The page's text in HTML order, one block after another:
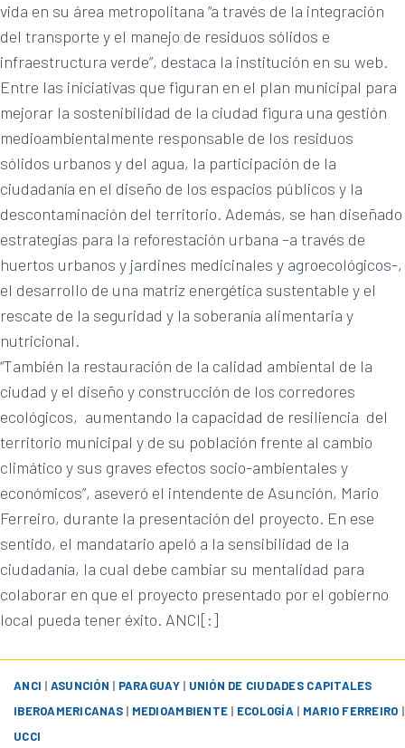
vida en su área metropolitana “a través de la integración
del transporte y el manejo de residuos sólidos e
infraestructura verde”, destaca la institución en su web.
Entre las iniciativas que figuran en el plan municipal para
mejorar la sostenibilidad de la ciudad figura una gestión
medioambientalmente responsable de los residuos
sólidos urbanos y del agua, la participación de la
ciudadanía en el diseño de los espacios públicos y la
descontaminación del territorio. Además, se han diseñado
estrategias para la reforestación urbana –a través de
huertos urbanos y jardines medicinales y agroecológicos-,
el desarrollo de una matriz energética sustentable y el
rescate de la seguridad y la soberanía alimentaria y
nutricional.
“También la restauración de la calidad ambiental de la
ciudad y el diseño y construcción de los corredores
ecológicos, aumentando la capacidad de resiliencia del
territorio municipal y de su población frente al cambio
climático y sus graves efectos socio-ambientales y
económicos”, aseveró el intendente de Asunción, Mario
Ferreiro, durante la presentación del proyecto. En ese
sentido, el mandatario apeló a la sensibilidad de la
ciudadanía, la cual debe cambiar su mentalidad para
colaborar en que el proyecto presentado por el gobierno
local pueda tener éxito. ANCI[:]
ANCI | ASUNCIÓN | PARAGUAY| UNIÓN DE CIUDADES CAPITALES
IBEROAMERICANAS| MEDIOAMBIENTE | ECOLOGÍA | MARIO FERREIRO |
UCCI